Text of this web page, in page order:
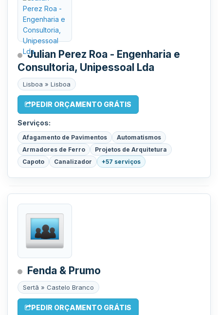
Julian Perez Roa - Engenharia e
Consultoria, Unipessoal Lda
Lisboa » Lisboa
PEDIR ORÇAMENTO GRÁTIS
Serviços:
Afagamento de Pavimentos
Automatismos
Armadores de Ferro
Projetos de Arquitetura
Capoto
Canalizador +57 serviços
Fenda & Prumo
Sertã » Castelo Branco
PEDIR ORÇAMENTO GRÁTIS